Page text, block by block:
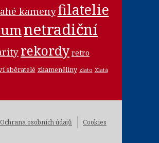
kamenyfilatelie
netradiční
rekordy retro
sběratelé zkameněliny zlato Zlatá
Ochrana osobních údajů Cookies